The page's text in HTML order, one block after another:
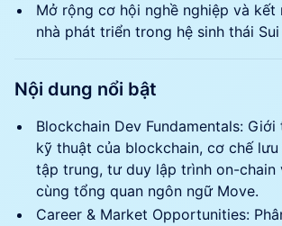
Mở rộng cơ hội nghề nghiệp và kết
nhà phát triển trong hệ sinh thái
Nội dung nổi bật
Blockchain Dev Fundamentals: Giới
kỹ thuật của blockchain, cơ chế
tập trung, tư duy lập trình on-chain
cùng tổng quan ngôn ngữ Move.
Career & Market Opportunities: